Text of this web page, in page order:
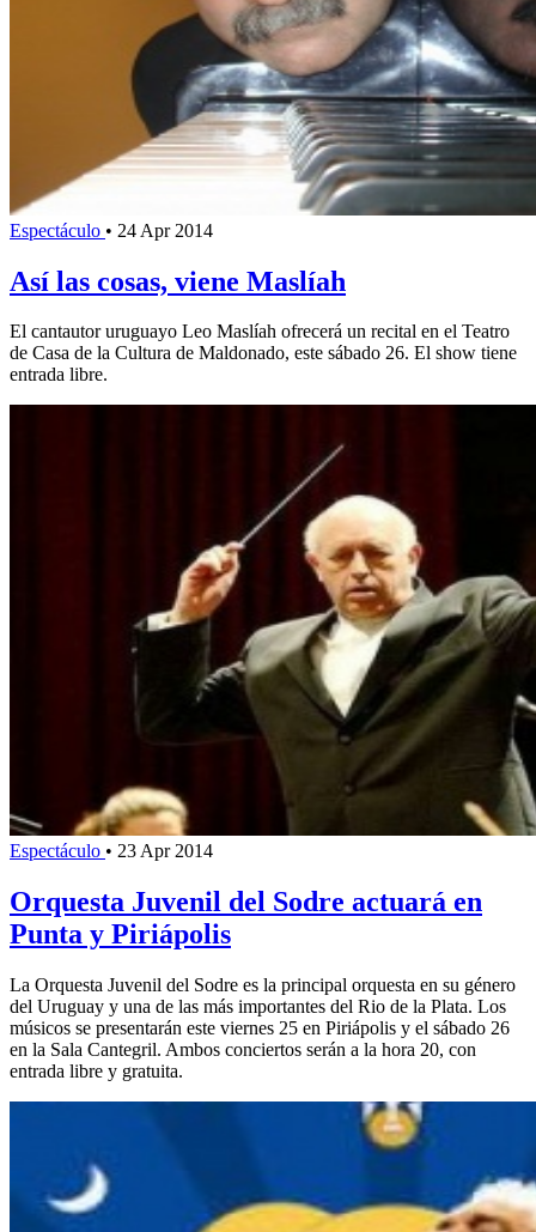
Espectáculo • 24 Apr 2014
Así las cosas, viene Maslíah
El cantautor uruguayo Leo Maslíah ofrecerá un recital en el Teatro
de Casa de la Cultura de Maldonado, este sábado 26. El show tiene
entrada libre.
Espectáculo • 23 Apr 2014
Orquesta Juvenil del Sodre actuará en
Punta y Piriápolis
La Orquesta Juvenil del Sodre es la principal orquesta en su género
del Uruguay y una de las más importantes del Rio de la Plata. Los
músicos se presentarán este viernes 25 en Piriápolis y el sábado 26
en la Sala Cantegril. Ambos conciertos serán a la hora 20, con
entrada libre y gratuita.